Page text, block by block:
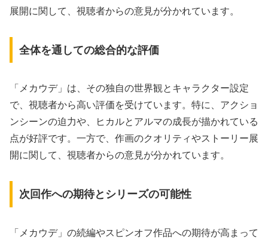
展開に関して、視聴者からの意見が分かれています。
全体を通しての総合的な評価
「メカウデ」は、その独自の世界観とキャラクター設定
で、視聴者から高い評価を受けています。特に、アクショ
ンシーンの迫力や、ヒカルとアルマの成長が描かれている
点が好評です。一方で、作画のクオリティやストーリー展
開に関して、視聴者からの意見が分かれています。
次回作への期待とシリーズの可能性
「メカウデ」の続編やスピンオフ作品への期待が高まって